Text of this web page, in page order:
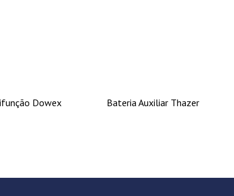
Dowex Bateria Auxiliar Thazer